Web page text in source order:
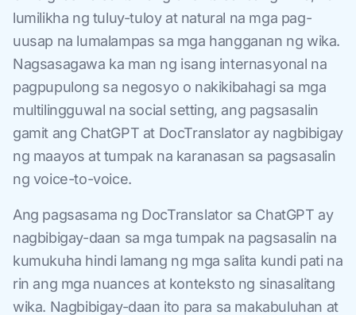
lumilikha ng tuluy-tuloy at natural na mga pag-
uusap na lumalampas sa mga hangganan ng wika.
Nagsasagawa ka man ng isang internasyonal na
pagpupulong sa negosyo o nakikibahagi sa mga
multilingguwal na social setting, ang pagsasalin
gamit ang ChatGPT at DocTranslator ay nagbibigay
ng maayos at tumpak na karanasan sa pagsasalin
ng voice-to-voice.
Ang pagsasama ng DocTranslator sa ChatGPT ay
nagbibigay-daan sa mga tumpak na pagsasalin na
kumukuha hindi lamang ng mga salita kundi pati na
rin ang mga nuances at konteksto ng sinasalitang
wika. Nagbibigay-daan ito para sa makabuluhan at